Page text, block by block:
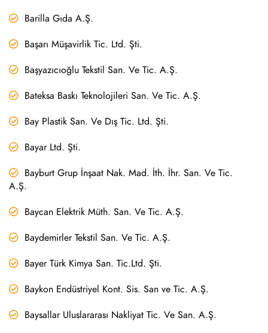
Barilla Gıda A.Ş.
Başarı Müşavirlik Tic. Ltd. Şti.
Başyazıcıoğlu Tekstil San. Ve Tic. A.Ş.
Bateksa Baskı Teknolojileri San. Ve Tic. A.Ş.
Bay Plastik San. Ve Dış Tic. Ltd. Şti.
Bayar Ltd. Şti.
Bayburt Grup İnşaat Nak. Mad. İth. İhr. San. Ve Tic.
A.Ş.
Baycan Elektrik Müth. San. Ve Tic. A.Ş.
Baydemirler Tekstil San. Ve Tic. A.Ş.
Bayer Türk Kimya San. Tic.Ltd. Şti.
Baykon Endüstriyel Kont. Sis. San ve Tic. A.Ş.
Baysallar Uluslararası Nakliyat Tic. Ve San. A.Ş.